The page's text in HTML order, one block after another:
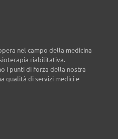
nel campo della medicina
riabilitativa.
i punti di forza della nostra
qualità di servizi medici e